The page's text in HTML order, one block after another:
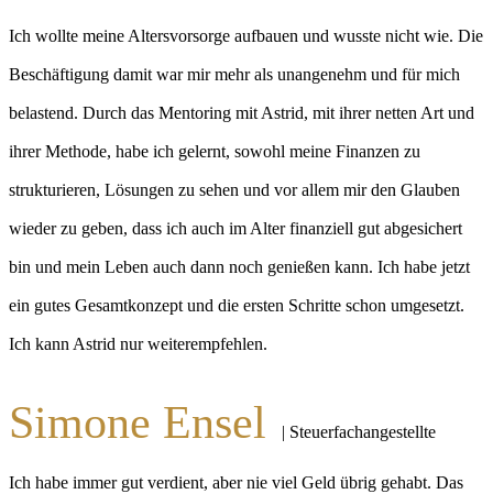
Ich wollte meine Altersvorsorge aufbauen und wusste nicht wie. Die
Beschäftigung damit war mir mehr als unangenehm und für mich
belastend. Durch das Mentoring mit Astrid, mit ihrer netten Art und
ihrer Methode, habe ich gelernt, sowohl meine Finanzen zu
strukturieren, Lösungen zu sehen und vor allem mir den Glauben
wieder zu geben, dass ich auch im Alter finanziell gut abgesichert
bin und mein Leben auch dann noch genießen kann. Ich habe jetzt
ein gutes Gesamtkonzept und die ersten Schritte schon umgesetzt.
Ich kann Astrid nur weiterempfehlen.
Simone Ensel | Steuerfachangestellte
Ich habe immer gut verdient, aber nie viel Geld übrig gehabt. Das